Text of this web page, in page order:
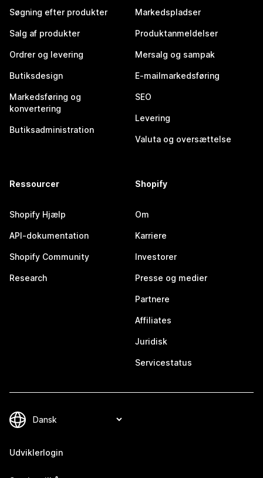
Søgning efter produkter
Salg af produkter
Ordrer og levering
Butiksdesign
Markedsføring og
konvertering
Butiksadministration
Markedspladser
Produktanmeldelser
Mersalg og sampak
E-mailmarkedsføring
SEO
Levering
Valuta og oversættelse
Ressourcer
Shopify Hjælp
API-dokumentation
Shopify Community
Research
Shopify
Om
Karriere
Investorer
Presse og medier
Partnere
Affiliates
Juridisk
Servicestatus
Udviklerlogin